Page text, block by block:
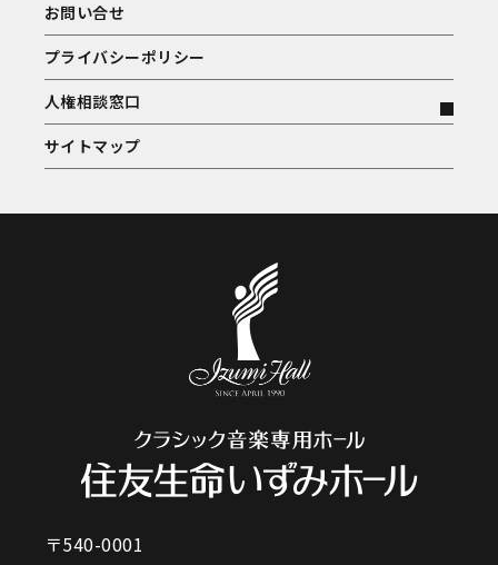
お問い合せ
プライバシーポリシー
人権相談窓口
サイトマップ
〒540-0001